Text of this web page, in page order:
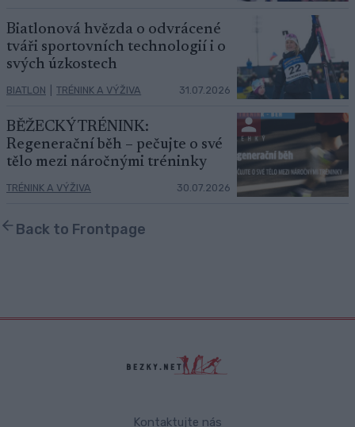
Biatlonová hvězda o odvrácené
tváři sportovních technologií i o
svých úzkostech
BIATLON TRÉNINK A VÝŽIVA 31.07.2026
BĚŽECKÝ TRÉNINK:
Regenerační běh – pečujte o své
tělo mezi náročnými tréninky
TRÉNINK A VÝŽIVA 30.07.2026
Back to Frontpage
Kontaktujte nás